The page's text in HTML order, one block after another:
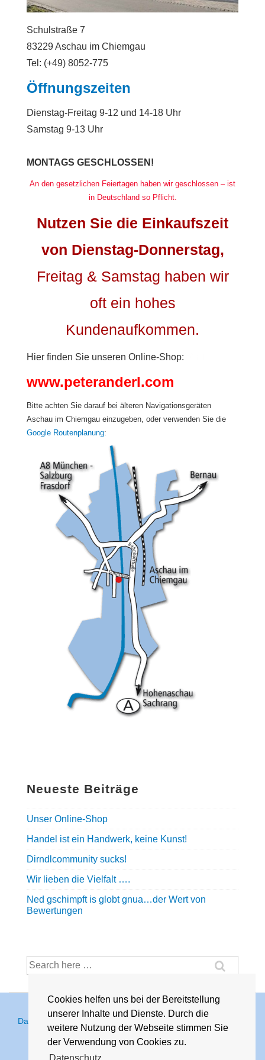
Cookies helfen uns bei der Bereitstellung
unserer Inhalte und Dienste. Durch die
weitere Nutzung der Webseite stimmen Sie
der Verwendung von Cookies zu.
Schulstraße 7
83229 Aschau im Chiemgau
Tel: (+49) 8052-775
Öffnungszeiten
Dienstag-Freitag 9-12 und 14-18 Uhr
Samstag 9-13 Uhr
MONTAGS GESCHLOSSEN!
An den gesetzlichen Feiertagen haben wir geschlossen – ist
in Deutschland so Pflicht.
Nutzen Sie die Einkaufszeit
von Dienstag-Donnerstag,
Freitag & Samstag haben wir
oft ein hohes
Kundenaufkommen.
Hier finden Sie unseren Online-Shop:
www.peteranderl.com
Bitte achten Sie darauf bei älteren Navigationsgeräten
Aschau im Chiemgau einzugeben, oder verwenden Sie die
Google Routenplanung:
Neueste Beiträge
Unser Online-Shop
Handel ist ein Handwerk, keine Kunst!
Dirndlcommunity sucks!
Wir lieben die Vielfalt ….
Ned gschimpft is globt gnua…der Wert von
Bewertungen
Suche
nach:
Footer-
Menü
Datenschutz